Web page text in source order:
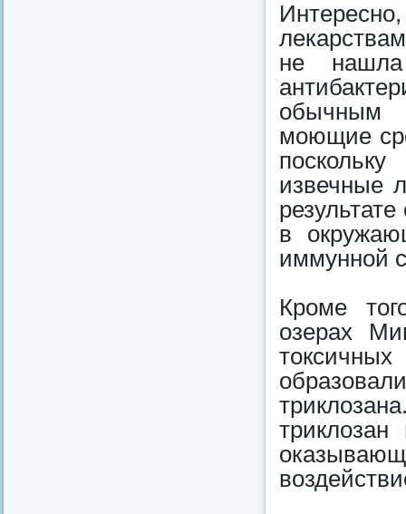
не нашла
обычным
моющие
извечные
в
иммунной
Кроме
озерах